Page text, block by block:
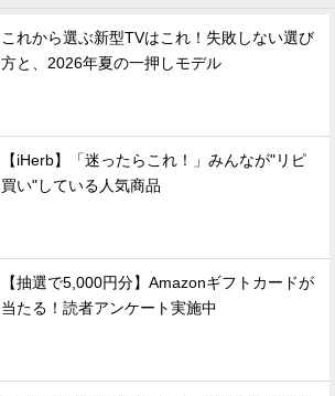
これから選ぶ新型TVはこれ！失敗しない選び
方と、2026年夏の一押しモデル
【iHerb】「迷ったらこれ！」みんなが"リピ
買い"している人気商品
【抽選で5,000円分】Amazonギフトカードが
当たる！読者アンケート実施中